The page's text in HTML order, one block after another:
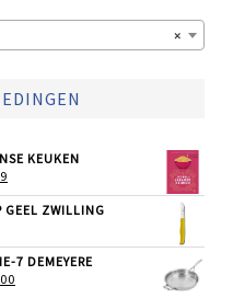
×
KEUKEN
IS:
GEEL ZWILLING
IS:
€6,99.
7 DEMEYERE